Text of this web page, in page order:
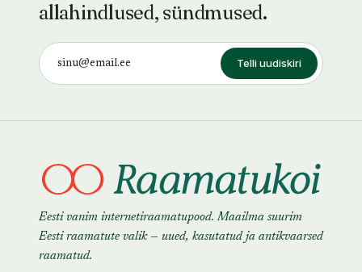
allahindlused, sündmused.
Telli uudiskiri
Eesti vanim internetiraamatupood. Maailma suurim
Eesti raamatute valik — uued, kasutatud ja antikvaarsed
raamatud.